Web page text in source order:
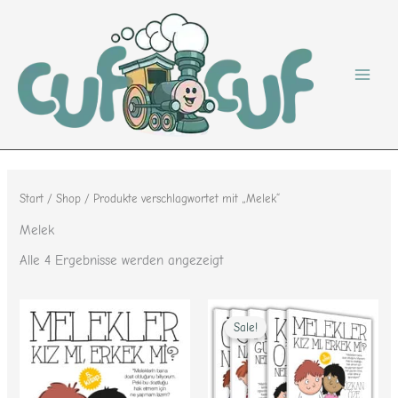
Start /Shop / Produkte verschlagwortet mit „Melek“
Melek
Alle 4 Ergebnisse werden angezeigt
Sale!
Ursprünglicher
Preis
war:
40,89 €
Aktueller
Preis
ist:
24,53 €.